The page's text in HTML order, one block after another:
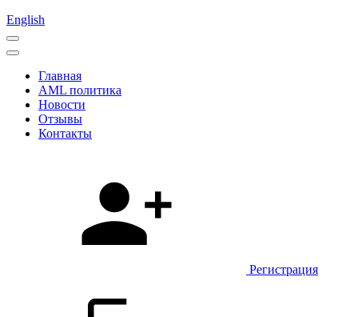
English
Главная
AML политика
Новости
Отзывы
Контакты
Регистрация